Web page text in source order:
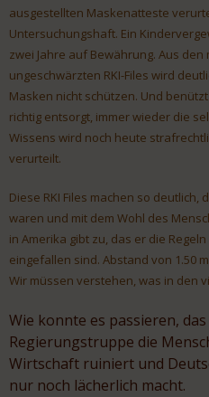
ausgestellten Maskenatteste
Untersuchungshaft. Ein
zwei Jahre auf Bewährung. Aus
ungeschwärzten RKI-Files wird
Masken nicht schützen. Und
richtig entsorgt, immer wieder die
Wissens wird noch heute
verurteilt.
Diese RKI Files machen so
waren und mit dem Wohl des
in Amerika gibt zu, das er die
eingefallen sind. Abstand von 1.50
Wir müssen verstehen, was in den
Wie konnte es passieren,
Regierungstruppe die
Wirtschaft ruiniert und
nur noch lächerlich macht.